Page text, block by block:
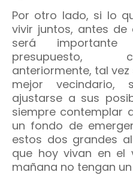
Por otro lado, si lo
vivir juntos, antes
será
presupuesto,
anteriormente, tal vez
mejor vecindario,
ajustarse a sus
siempre contemplar
un fondo de
estos dos grandes
que hoy vivan en el
mañana no tengan